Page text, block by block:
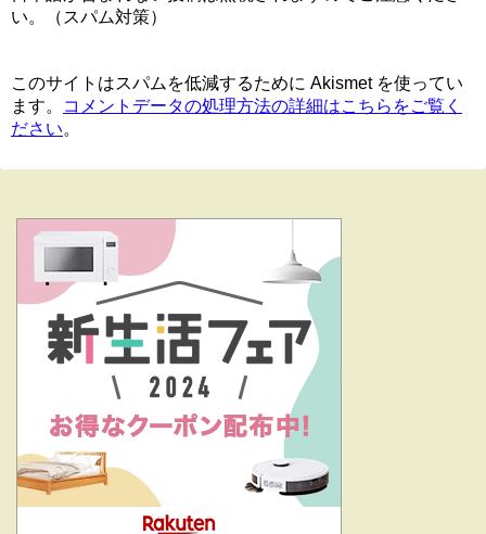
い。（スパム対策）
このサイトはスパムを低減するために Akismet を使ってい
ます。
コメントデータの処理方法の詳細はこちらをご覧く
ださい。